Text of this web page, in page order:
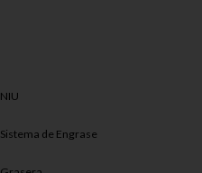
NIU
Sistema de Engrase